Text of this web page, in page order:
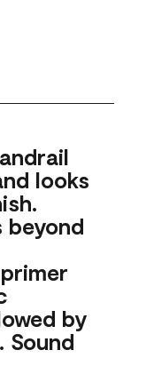
looks
beyond
by
Sound